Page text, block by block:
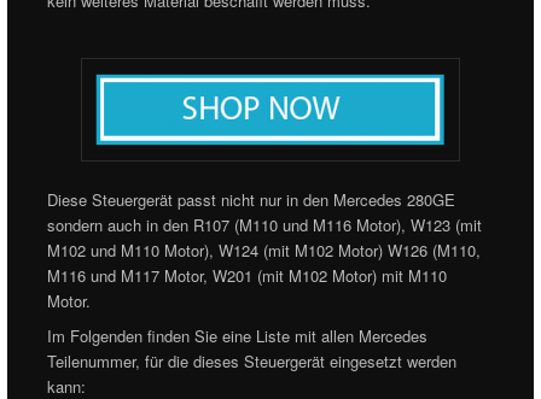
Diese Steuergerät passt nicht nur in den Mercedes 280GE
sondern auch in den R107 (M110 und M116 Motor), W123 (mit
M102 und M110 Motor), W124 (mit M102 Motor) W126 (M110,
M116 und M117 Motor, W201 (mit M102 Motor) mit M110
Motor.
Im Folgenden finden Sie eine Liste mit allen Mercedes
Teilenummer, für die dieses Steuergerät eingesetzt werden
kann: